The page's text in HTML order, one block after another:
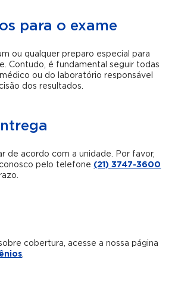
para o exame
ou qualquer preparo especial para
Contudo, é fundamental seguir todas
ou do laboratório responsável
dos resultados.
de acordo com a unidade. Por favor,
pelo telefone (21) 3747-3600
cobertura, acesse a nossa página
.